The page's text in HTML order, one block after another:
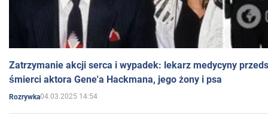
Zatrzymanie akcji serca i wypadek: lekarz medycyny
śmierci aktora Gene'a Hackmana, jego żony i psa
Rozrywka04.03.2025 14:54